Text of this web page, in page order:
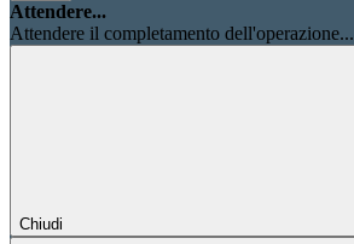
Attendere...
Attendere il completamento dell'operazione...
Chiudi